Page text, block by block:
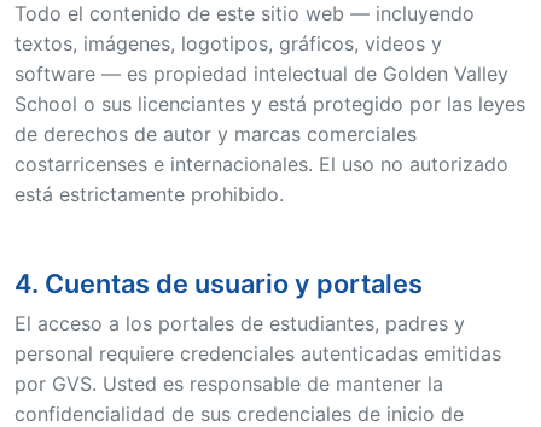
Todo el contenido de este sitio web — incluyendo
textos, imágenes, logotipos, gráficos, videos y
software — es propiedad intelectual de Golden Valley
School o sus licenciantes y está protegido por las leyes
de derechos de autor y marcas comerciales
costarricenses e internacionales. El uso no autorizado
está estrictamente prohibido.
4. Cuentas de usuario y portales
El acceso a los portales de estudiantes, padres y
personal requiere credenciales autenticadas emitidas
por GVS. Usted es responsable de mantener la
confidencialidad de sus credenciales de inicio de